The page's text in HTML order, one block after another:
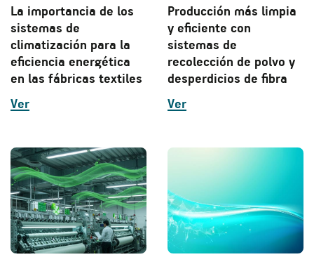
La importancia de los
sistemas de
climatización para la
eficiencia energética
en las fábricas textiles
Ver
Producción más limpia
y eficiente con
sistemas de
recolección de polvo y
desperdicios de fibra
Ver